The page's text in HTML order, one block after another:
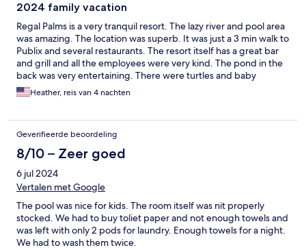
2024 family vacation
Regal Palms is a very tranquil resort. The lazy river and pool area
was amazing. The location was superb. It was just a 3 min walk to
Publix and several restaurants. The resort itself has a great bar
and grill and all the employees were very kind. The pond in the
back was very entertaining. There were turtles and baby
alligator in there. You could watch the fireworks from Disney off
of the balcony. Overall, I would give it a 7 out of 10 for family
Heather, reis van 4 nachten
Geverifieerde beoordeling
8/10 – Zeer goed
6 jul 2024
Vertalen met Google
The pool was nice for kids. The room itself was nit properly
stocked. We had to buy toliet paper and not enough towels and
was left with only 2 pods for laundry. Enough towels for a night.
We had to wash them twice.